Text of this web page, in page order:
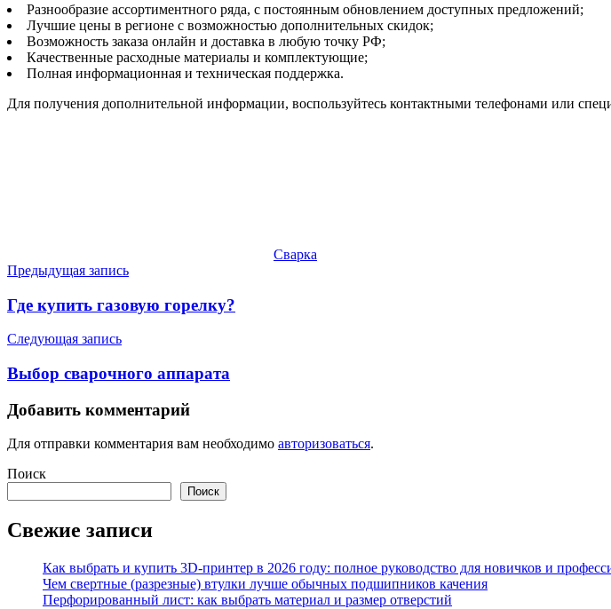
Разнообразие ассортиментного ряда, с постоянным обновлением доступных предложений;
Лучшие цены в регионе с возможностью дополнительных скидок;
Возможность заказа онлайн и доставка в любую точку РФ;
Качественные расходные материалы и комплектующие;
Полная информационная и техническая поддержка.
Для получения дополнительной информации, воспользуйтесь контактными телефонами или
Сварка
Навигация
по
записям
Предыдущая запись
Где купить газовую горелку?
Следующая запись
Выбор сварочного аппарата
Добавить комментарий
Для отправки комментария вам необходимо авторизоваться.
Поиск
Поиск
Свежие записи
Как выбрать и купить 3D-принтер в 2026 году: полное руководство для новичков и
Чем свертные (разрезные) втулки лучше обычных подшипников качения
Перфорированный лист: как выбрать материал и размер отверстий